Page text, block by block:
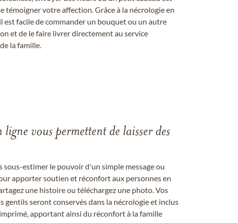
témoigner votre affection. Grâce à la nécrologie en
est facile de commander un bouquet ou un autre
et de le faire livrer directement au service
la famille.
ligne vous permettent de laisser des
sous-estimer le pouvoir d'un simple message ou
apporter soutien et réconfort aux personnes en
une histoire ou téléchargez une photo. Vos
gentils seront conservés dans la nécrologie et inclus
apportant ainsi du réconfort à la famille